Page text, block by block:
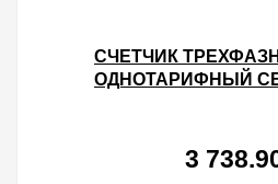
СЧЕТЧИК
ОДНОТАРИФНЫЙ
3